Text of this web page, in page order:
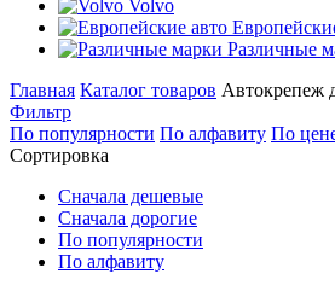
Volvo
Различные
Главная Каталог товаров Автокрепеж
Фильтр
По популярности По алфавиту По
Сортировка
Сначала дешевые
Сначала дорогие
По популярности
По алфавиту